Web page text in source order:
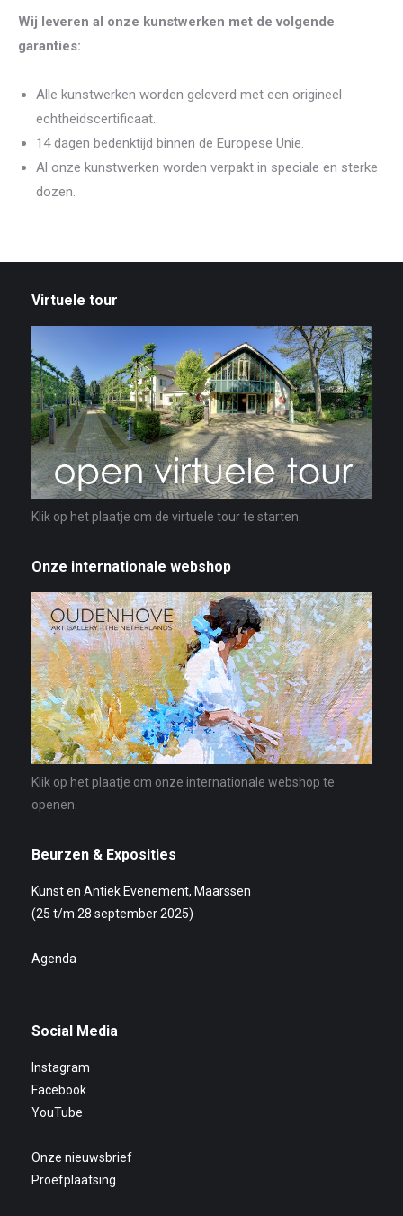
Wij leveren al onze kunstwerken met de volgende
garanties:
Alle kunstwerken worden geleverd met een origineel
echtheidscertificaat.
14 dagen bedenktijd binnen de Europese Unie.
Al onze kunstwerken worden verpakt in speciale en sterke
dozen.
Virtuele tour
Klik op het plaatje om de virtuele tour te starten.
Onze internationale webshop
Klik op het plaatje om onze internationale webshop te
openen.
Beurzen & Exposities
Kunst en Antiek Evenement, Maarssen
(25 t/m 28 september 2025)
Agenda
Social Media
Instagram
Facebook
YouTube
Onze nieuwsbrief
Proefplaatsing